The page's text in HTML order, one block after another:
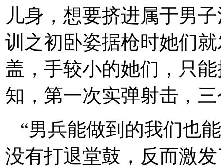
儿身，想要挤进属于男
训之初卧姿据枪时她们
盖，手较小的她们，只
知，第一次实弹射击，
“男兵能做到的我们也
没有打退堂鼓，反而激